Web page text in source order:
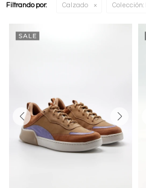
Filtrando por: Calzado Colección: